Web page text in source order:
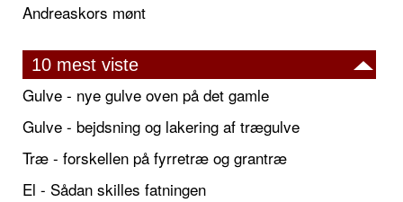
Andreaskors mønt
10 mest viste
Gulve - nye gulve oven på det gamle
Gulve - bejdsning og lakering af trægulve
Træ - forskellen på fyrretræ og grantræ
El - Sådan skilles fatningen